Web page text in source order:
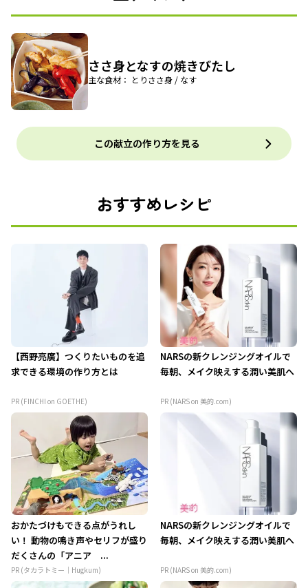
ささ身となすの焼きびたし
主な食材： とりささ身 / なす
この献立の作り方を見る
おすすめレシピ
【西野亮廣】つくりたいものを追
求できる環境の作り方とは
PR (FINCHI on GOETHE)
NARSの新クレンジングオイルで
毎朝、メイク映えする潤い美肌へ
PR (NARS on 美的.com)
おかたづけもできる点がうれし
い！ 動物の鳴き声やセリフが盛り
だくさんの「アニア ...
PR (タカラトミー｜Hugkum)
NARSの新クレンジングオイルで
毎朝、メイク映えする潤い美肌へ
PR (NARS on 美的.com)